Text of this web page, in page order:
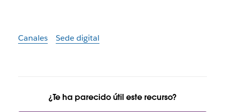
Canales Sede digital
¿Te ha parecido útil este recurso?